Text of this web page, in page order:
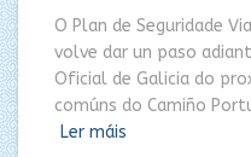
O Plan de Seguridade
volve dar un paso
Oficial de Galicia do
comúns do Camiño
Ler máis